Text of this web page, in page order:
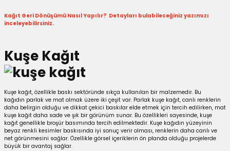
Kutuları
Masura Kapaklı
Kutular
Kağıt Geri Dönüşümü Nasıl Yapılır? Detayları bulabileceğiniz yazımızı
inceleyebilirsiniz.
Kuşe Kağıt
Kuşe kağıt, özellikle baskı sektöründe sıkça kullanılan bir malzemedir. Bu
kağıdın parlak ve mat olmak üzere iki çeşit var. Parlak kuşe kağıt, canlı renklerin
daha belirgin olduğu ve dikkat çekici baskılar elde etmek için tercih edilirken, mat
kuşe kağıt daha sade ve şık bir görünüm sunar. Bu özellikleri sayesinde, kuşe
kağıt genellikle broşür basımında tercih edilmektedir. Kuşe kağıdın yüzeyinin
beyaz renkli kesimler baskısında iyi sonuç verir olması, renklerin daha canlı ve
net görünmesini sağlar. Özellikle görsel içeriklerin ön planda olduğu projelerde
büyük bir avantaj sağlar.